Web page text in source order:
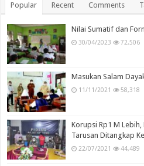
Popular Recent Comments
Nilai Sumatif dan
30/04/2023 72,506
Masukan Salam
11/11/2021 58,318
Korupsi Rp1 M
Tarusan Ditangkap
22/07/2021 44,489